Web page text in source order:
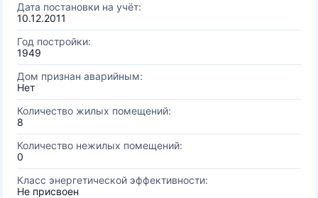
Дата постановки на учёт:
10.12.2011
Год постройки:
1949
Дом признан аварийным:
Нет
Количество жилых помещений:
8
Количество нежилых помещений:
0
Класс энергетической эффективности:
Не присвоен